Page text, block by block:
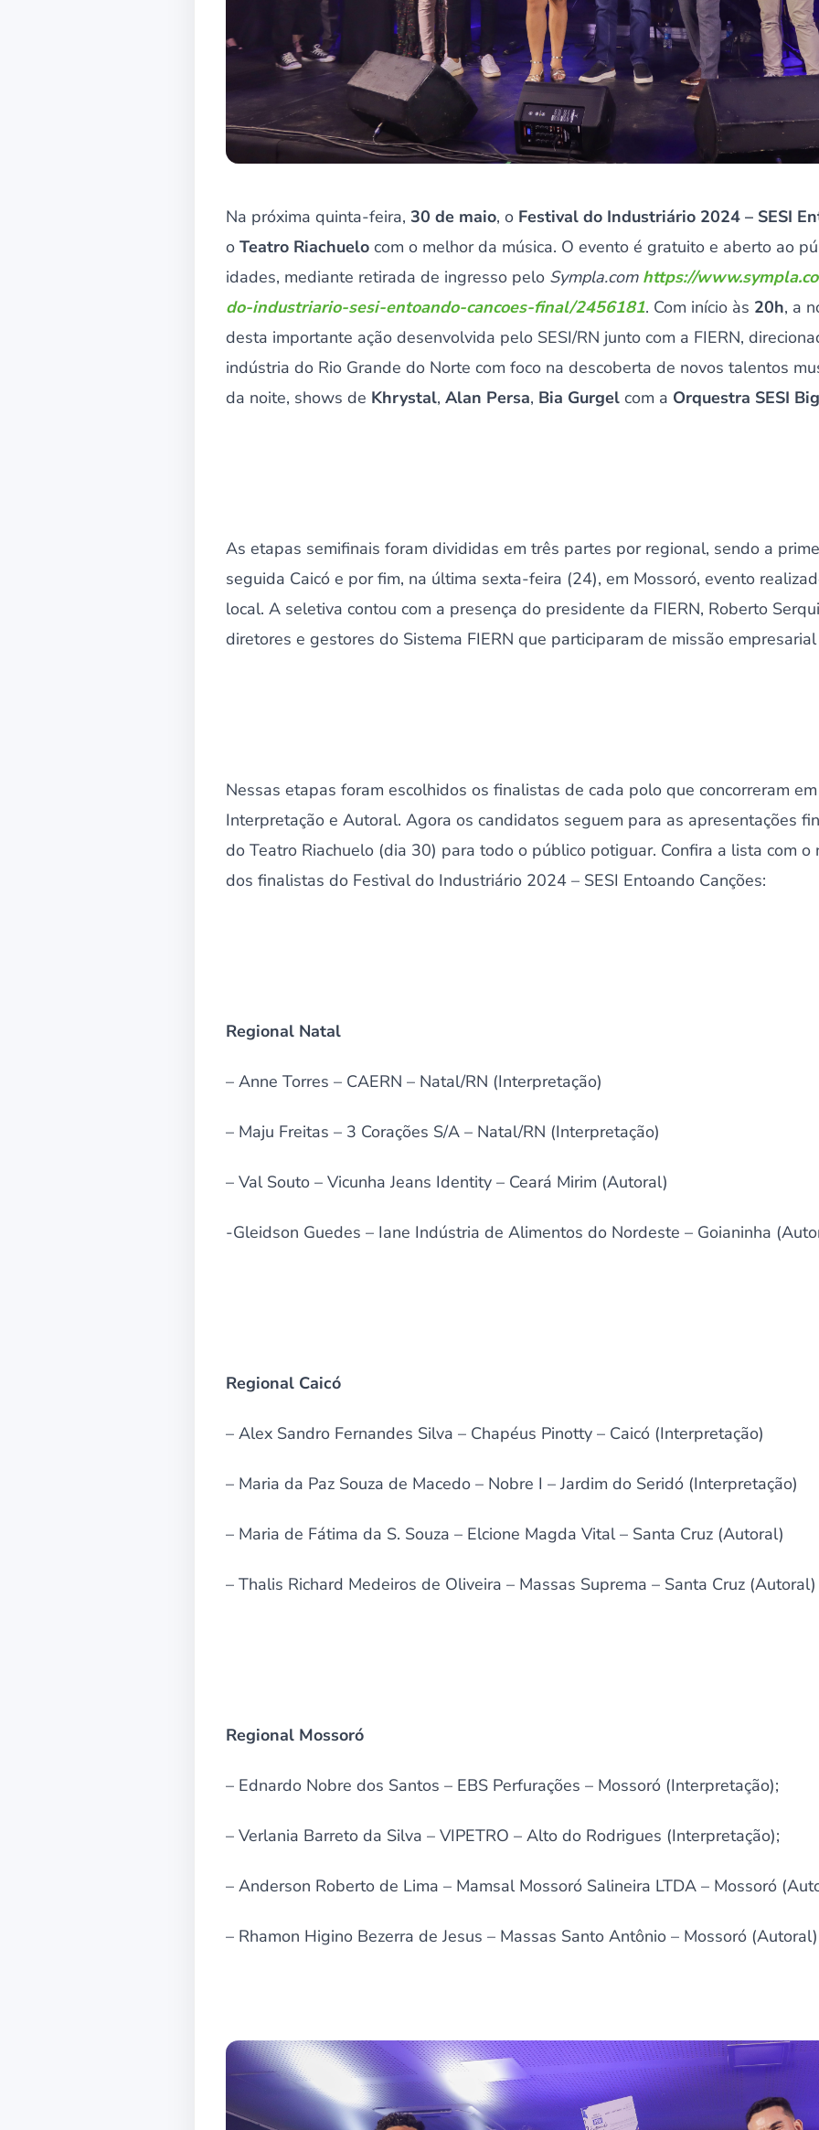
Na próxima quinta-feira, 30 de maio, o Festival do Industriário 2024 – SESI
o Teatro Riachuelo com o melhor da música. O evento é gratuito e aberto ao
idades, mediante retirada de ingresso pelo Sympla.com https://
do-industriario-sesi-entoando-cancoes-final/2456181. Com início às 20h, a
desta importante ação desenvolvida pelo SESI/RN junto com a FIERN,
indústria do Rio Grande do Norte com foco na descoberta de novos talentos
da noite, shows de Khrystal, Alan Persa, Bia Gurgel com a Orquestra SESI
As etapas semifinais foram divididas em três partes por regional, sendo a
seguida Caicó e por fim, na última sexta-feira (24), em Mossoró, evento
local. A seletiva contou com a presença do presidente da FIERN, Roberto
diretores e gestores do Sistema FIERN que participaram de missão
Nessas etapas foram escolhidos os finalistas de cada polo que concorreram
Interpretação e Autoral. Agora os candidatos seguem para as apresentações
do Teatro Riachuelo (dia 30) para todo o público potiguar. Confira a lista com o
dos finalistas do Festival do Industriário 2024 – SESI Entoando Canções:
Regional Natal
– Anne Torres – CAERN – Natal/RN (Interpretação)
– Maju Freitas – 3 Corações S/A – Natal/RN (Interpretação)
– Val Souto – Vicunha Jeans Identity – Ceará Mirim (Autoral)
-Gleidson Guedes – Iane Indústria de Alimentos do Nordeste – Goianinha
Regional Caicó
– Alex Sandro Fernandes Silva – Chapéus Pinotty – Caicó (Interpretação)
– Maria da Paz Souza de Macedo – Nobre I – Jardim do Seridó (Interpretação)
– Maria de Fátima da S. Souza – Elcione Magda Vital – Santa Cruz (Autoral)
– Thalis Richard Medeiros de Oliveira – Massas Suprema – Santa Cruz (Autoral)
Regional Mossoró
– Ednardo Nobre dos Santos – EBS Perfurações – Mossoró (Interpretação);
– Verlania Barreto da Silva – VIPETRO – Alto do Rodrigues (Interpretação);
– Anderson Roberto de Lima – Mamsal Mossoró Salineira LTDA – Mossoró
– Rhamon Higino Bezerra de Jesus – Massas Santo Antônio – Mossoró (Autoral)